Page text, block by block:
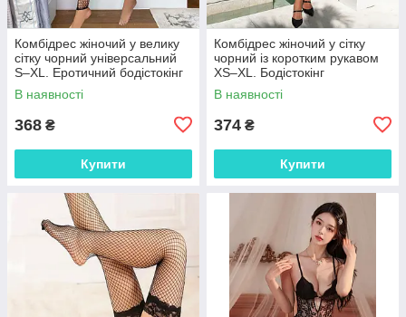
Комбідрес жіночий у велику
сітку чорний універсальний
S–XL. Еротичний бодістокінг
із відкритим декольте
В наявності
368 ₴
Купити
Комбідрес жіночий у сітку
чорний із коротким рукавом
XS–XL. Бодістокінг
еластичний безшовний із
геометричним візерунком
В наявності
374 ₴
Купити